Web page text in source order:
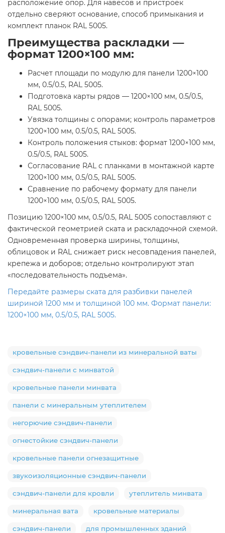
расположение опор. Для навесов и пристроек
отдельно сверяют основание, способ примыкания и
комплект планок RAL 5005.
Преимущества раскладки —
формат 1200×100 мм:
Расчет площади по модулю для панели 1200×100
мм, 0.5/0.5, RAL 5005.
Подготовка карты рядов — 1200×100 мм, 0.5/0.5,
RAL 5005.
Увязка толщины с опорами; контроль параметров
1200×100 мм, 0.5/0.5, RAL 5005.
Контроль положения стыков: формат 1200×100 мм,
0.5/0.5, RAL 5005.
Согласование RAL с планками в монтажной карте
1200×100 мм, 0.5/0.5, RAL 5005.
Сравнение по рабочему формату для панели
1200×100 мм, 0.5/0.5, RAL 5005.
Позицию 1200×100 мм, 0.5/0.5, RAL 5005 сопоставляют с
фактической геометрией ската и раскладочной схемой.
Одновременная проверка ширины, толщины,
облицовок и RAL снижает риск несовпадения панелей,
крепежа и доборов; отдельно контролируют этап
«последовательность подъема».
Передайте размеры ската для разбивки панелей
шириной 1200 мм и толщиной 100 мм. Формат панели:
1200×100 мм, 0.5/0.5, RAL 5005.
кровельные сэндвич-панели из минеральной ваты
сэндвич-панели с минватой
кровельные панели минвата
панели с минеральным утеплителем
негорючие сэндвич-панели
огнестойкие сэндвич-панели
кровельные панели огнезащитные
звукоизоляционные сэндвич-панели
сэндвич-панели для кровли утеплитель минвата
минеральная вата кровельные материалы
сэндвич-панели для промышленных зданий